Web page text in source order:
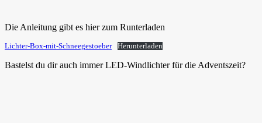
Die Anleitung gibt es hier zum Runterladen
Lichter-Box-mit-Schneegestoeber Herunterladen
Bastelst du dir auch immer LED-Windlichter für die Adventszeit?